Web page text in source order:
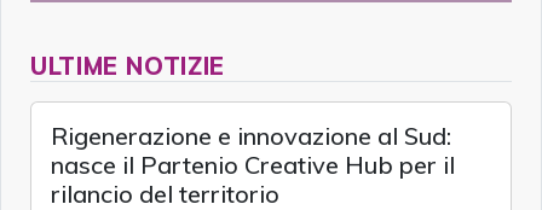
ULTIME NOTIZIE
Rigenerazione e innovazione al Sud:
nasce il Partenio Creative Hub per il
rilancio del territorio